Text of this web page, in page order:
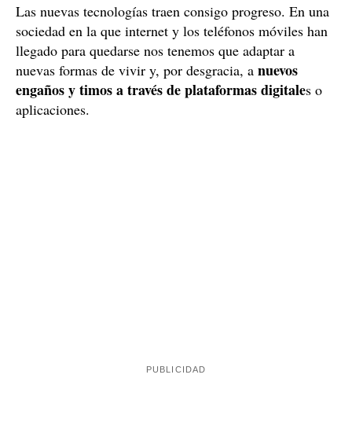
Las nuevas tecnologías traen consigo progreso. En una
sociedad en la que internet y los teléfonos móviles han
llegado para quedarse nos tenemos que adaptar a
nuevas formas de vivir y, por desgracia, a nuevos
engaños y timos a través de plataformas digitales o
aplicaciones.